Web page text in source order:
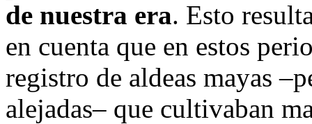
de nuestra era. Esto
en cuenta que en estos
registro de aldeas mayas
alejadas– que cultivaban